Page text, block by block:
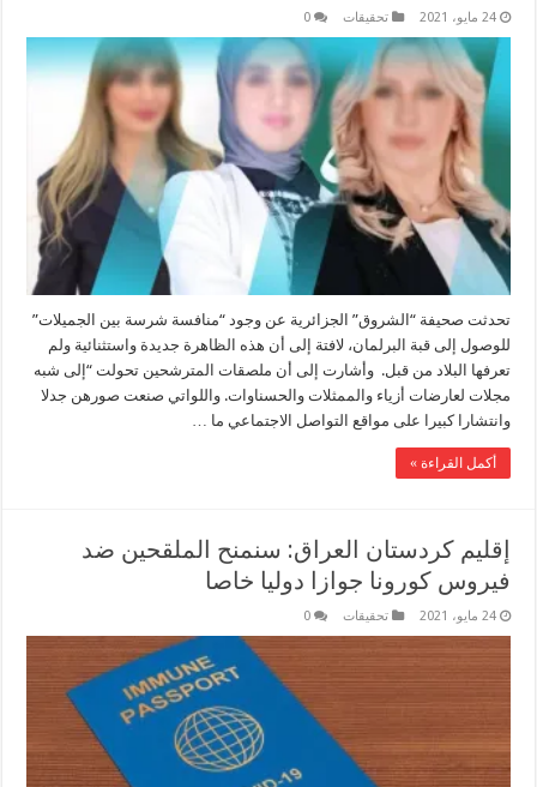
24 مايو، 2021 تحقيقات 0
تحدثت صحيفة “الشروق” الجزائرية عن وجود “منافسة شرسة بين الجميلات”
للوصول إلى قبة البرلمان، لافتة إلى أن هذه الظاهرة جديدة واستثنائية ولم
تعرفها البلاد من قبل. وأشارت إلى أن ملصقات المترشحين تحولت “إلى شبه
مجلات لعارضات أزياء والممثلات والحسناوات. واللواتي صنعت صورهن جدلا
وانتشارا كبيرا على مواقع التواصل الاجتماعي ما …
أكمل القراءة »
إقليم كردستان العراق: سنمنح الملقحين ضد
فيروس كورونا جوازا دوليا خاصا
24 مايو، 2021 تحقيقات 0